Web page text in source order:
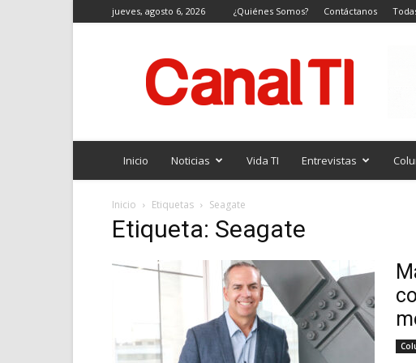
jueves, agosto 6, 2026 ¿Quiénes Somos? Contáctanos
TI
Inicio Noticias Vida TI Entrevistas
Inicio Etiquetas Seagate
Etiqueta: Seagate